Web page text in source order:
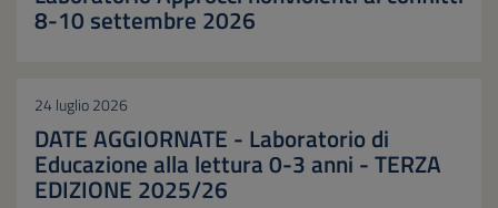
8-10 settembre 2026
24 luglio 2026
DATE AGGIORNATE - Laboratorio di
Educazione alla lettura 0-3 anni - TERZA
EDIZIONE 2025/26